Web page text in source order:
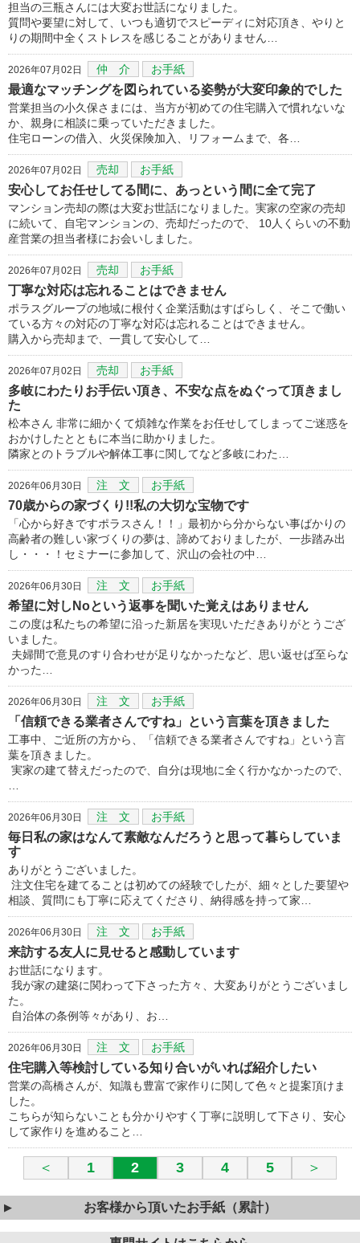
担当の三瓶さんには大変お世話になりました。
質問や要望に対して、いつも適切でスピーディに対応頂き、やりと
りの期間中全くストレスを感じることがありません…
2026年07月02日 仲 介 お手紙
最適なマッチングを図られている姿勢が大変印象的でした
営業担当の小久保さまには、当方が初めての住宅購入で慣れないな
か、親身に相談に乗っていただきました。
住宅ローンの借入、火災保険加入、リフォームまで、各…
2026年07月02日 売却 お手紙
安心してお任せしてる間に、あっという間に全て完了
マンション売却の際は大変お世話になりました。実家の空家の売却
に続いて、自宅マンションの、売却だったので、 10人くらいの不動
産営業の担当者様にお会いしました。
2026年07月02日 売却 お手紙
丁寧な対応は忘れることはできません
ポラスグループの地域に根付く企業活動はすばらしく、そこで働い
ている方々の対応の丁寧な対応は忘れることはできません。
購入から売却まで、一貫して安心して…
2026年07月02日 売却 お手紙
多岐にわたりお手伝い頂き、不安な点をぬぐって頂きまし
た
松本さん 非常に細かくて煩雑な作業をお任せしてしまってご迷惑を
おかけしたとともに本当に助かりました。
隣家とのトラブルや解体工事に関してなど多岐にわた…
2026年06月30日 注 文 お手紙
70歳からの家づくり!!私の大切な宝物です
「心から好きですポラスさん！！」最初から分からない事ばかりの
高齢者の難しい家づくりの夢は、諦めておりましたが、一歩踏み出
し・・・！セミナーに参加して、沢山の会社の中…
2026年06月30日 注 文 お手紙
希望に対しNoという返事を聞いた覚えはありません
この度は私たちの希望に沿った新居を実現いただきありがとうござ
いました。
夫婦間で意見のすり合わせが足りなかったなど、思い返せば至らな
かった…
2026年06月30日 注 文 お手紙
「信頼できる業者さんですね」という言葉を頂きました
工事中、ご近所の方から、「信頼できる業者さんですね」という言
葉を頂きました。
実家の建て替えだったので、自分は現地に全く行かなかったので、
2026年06月30日 注 文 お手紙
毎日私の家はなんて素敵なんだろうと思って暮らしていま
す
ありがとうございました。
注文住宅を建てることは初めての経験でしたが、細々とした要望や
相談、質問にも丁寧に応えてくださり、納得感を持って家…
2026年06月30日 注 文 お手紙
来訪する友人に見せると感動しています
お世話になります。
我が家の建築に関わって下さった方々、大変ありがとうございまし
た。
自治体の条例等々があり、お…
2026年06月30日 注 文 お手紙
住宅購入等検討している知り合いがいれば紹介したい
営業の高橋さんが、知識も豊富で家作りに関して色々と提案頂けま
した。
こちらが知らないことも分かりやすく丁寧に説明して下さり、安心
して家作りを進めること…
＜ 1 2 3 4 5 ＞
お客様から頂いたお手紙（累計）